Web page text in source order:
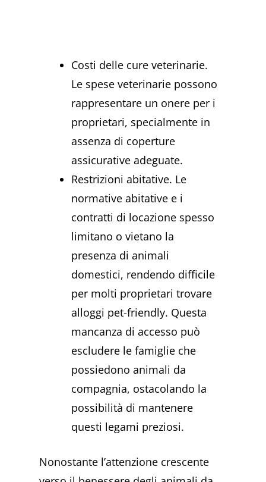
Costi delle cure veterinarie.
Le spese veterinarie possono
rappresentare un onere per i
proprietari, specialmente in
assenza di coperture
assicurative adeguate.
Restrizioni abitative. Le
normative abitative e i
contratti di locazione spesso
limitano o vietano la
presenza di animali
domestici, rendendo difficile
per molti proprietari trovare
alloggi pet-friendly. Questa
mancanza di accesso può
escludere le famiglie che
possiedono animali da
compagnia, ostacolando la
possibilità di mantenere
questi legami preziosi.
Nonostante l’attenzione crescente